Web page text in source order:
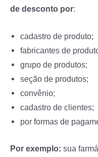
de desconto por:
cadastro de produto;
fabricantes de
grupo de produtos;
seção de produtos;
convênio;
cadastro de clientes;
por formas de
Por exemplo: sua